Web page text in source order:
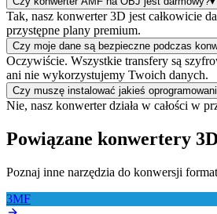
Tak, nasz konwerter 3D jest całkowicie
przystępne plany premium.
Czy moje dane są bezpieczne podczas
Oczywiście. Wszystkie transfery są
ani nie wykorzystujemy Twoich danych.
Czy muszę instalować jakieś
Nie, nasz konwerter działa w całości w
Powiązane konwertery
Poznaj inne narzędzia do konwersji
3MF